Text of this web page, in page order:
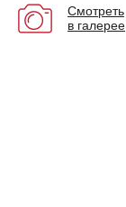
Смотреть
в галерее